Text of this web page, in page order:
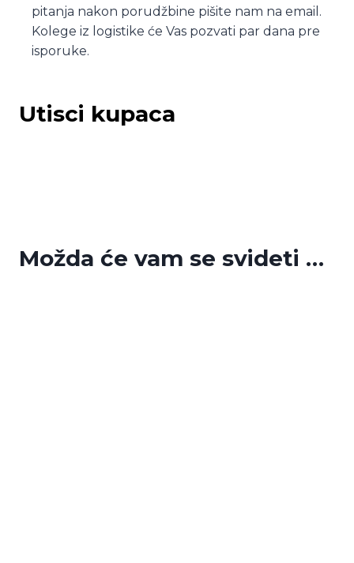
pitanja nakon porudžbine pišite nam na email.
Kolege iz logistike će Vas pozvati par dana pre
isporuke.
Utisci kupaca
Možda će vam se svideti …